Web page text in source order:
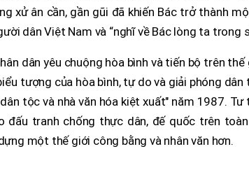
xử ân cần, gần gũi đã khiến Bác trở thành
dân Việt Nam và “nghĩ về Bác lòng ta trong
dân yêu chuộng hòa bình và tiến bộ trên
tượng của hòa bình, tự do và giải phóng dân
tộc và nhà văn hóa kiệt xuất" năm 1987.
đấu tranh chống thực dân, đế quốc trên
một thế giới công bằng và nhân văn hơn.